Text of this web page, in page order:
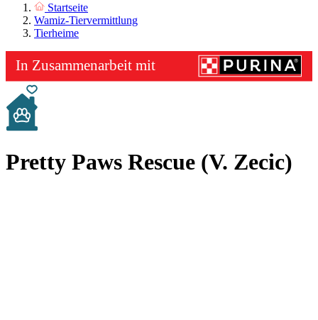
Startseite
Wamiz-Tiervermittlung
Tierheime
Pretty Paws Rescue (V. Zecic)